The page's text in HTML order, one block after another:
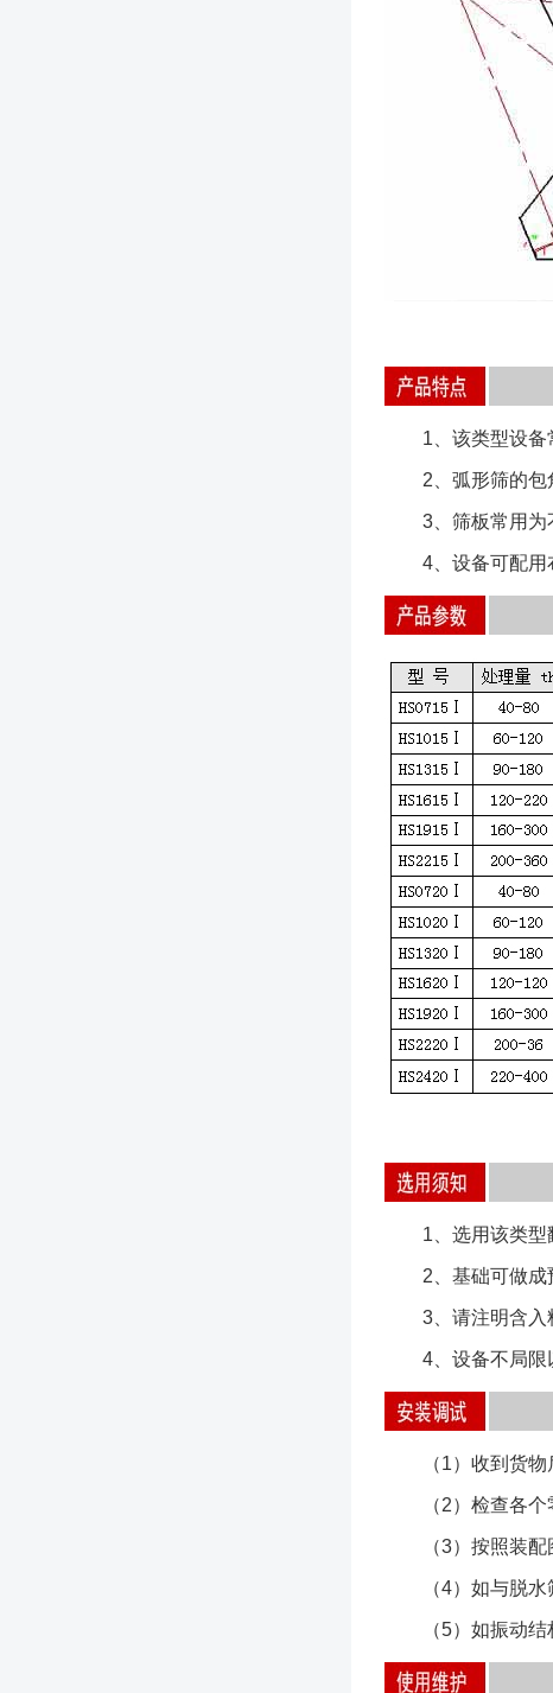
1、该类型设备常
2、弧形筛的包角
3、筛板常用为
4、设备可配用布
1、选用该类型翻
2、基础可做成预
3、请注明含入料
4、设备不局限以
（1）收到货物后
（2）检查各个零
（3）按照装配图
（4）如与脱水筛
（5）如振动结构